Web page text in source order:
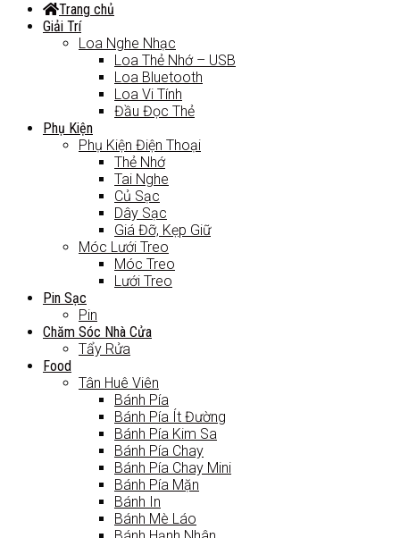
Trang chủ
Giải Trí
Loa Nghe Nhạc
Loa Thẻ Nhớ – USB
Loa Bluetooth
Loa Vi Tính
Đầu Đọc Thẻ
Phụ Kiện
Phụ Kiện Điện Thoại
Thẻ Nhớ
Tai Nghe
Củ Sạc
Dây Sạc
Giá Đỡ, Kẹp Giữ
Móc Lưới Treo
Móc Treo
Lưới Treo
Pin Sạc
Pin
Chăm Sóc Nhà Cửa
Tẩy Rửa
Food
Tân Huê Viên
Bánh Pía
Bánh Pía Ít Đường
Bánh Pía Kim Sa
Bánh Pía Chay
Bánh Pía Chay Mini
Bánh Pía Mặn
Bánh In
Bánh Mè Láo